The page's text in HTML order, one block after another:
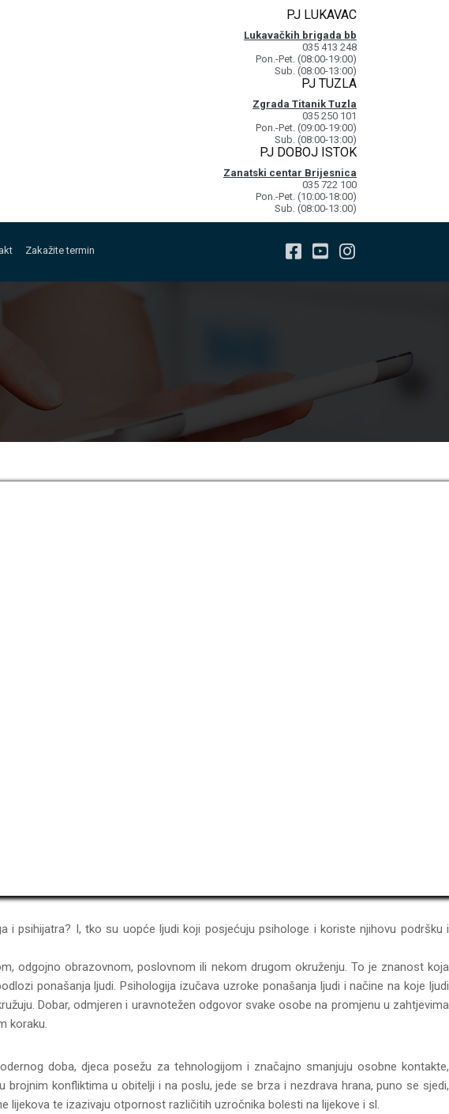
PJ LUKAVAC
Lukavačkih brigada bb
035 413 248
Pon.-Pet. (08:00-19:00)
Sub. (08:00-13:00)
PJ TUZLA
Zgrada Titanik Tuzla
035 250 101
Pon.-Pet. (09:00-19:00)
Sub. (08:00-13:00)
PJ DOBOJ ISTOK
Zanatski centar Brijesnica
035 722 100
Pon.-Pet. (10:00-18:00)
Sub. (08:00-13:00)
Zakažite termin
psihijatra? I, tko su uopće ljudi koji posjećuju psihologe i koriste njihovu podršku i
odgojno obrazovnom, poslovnom ili nekom drugom okruženju. To je znanost koja
ponašanja ljudi. Psihologija izučava uzroke ponašanja ljudi i načine na koje ljudi
Dobar, odmjeren i uravnotežen odgovor svake osobe na promjenu u zahtjevima
koraku.
doba, djeca posežu za tehnologijom i značajno smanjuju osobne kontakte,
konfliktima u obitelji i na poslu, jede se brza i nezdrava hrana, puno se sjedi,
lijekova te izazivaju otpornost različitih uzročnika bolesti na lijekove i sl.